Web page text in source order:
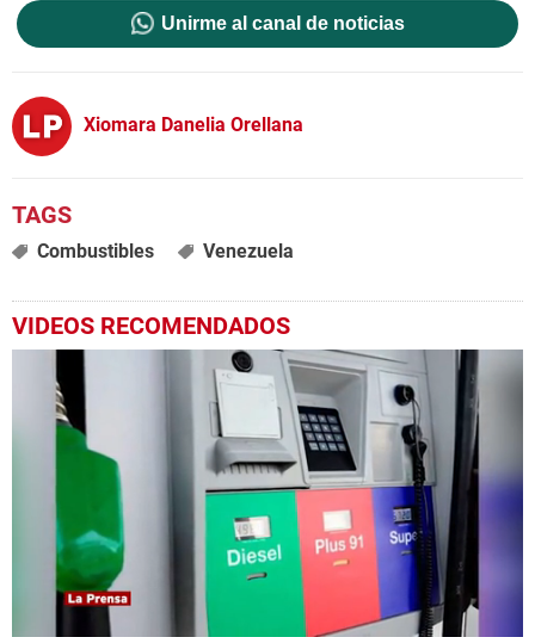
Unirme al canal de noticias
Xiomara Danelia Orellana
Combustibles Venezuela
VIDEOS RECOMENDADOS